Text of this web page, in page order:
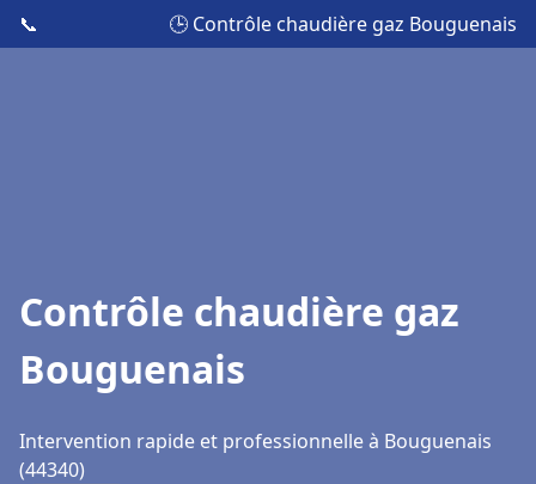
📞 🕒 Contrôle chaudière gaz Bouguenais
Contrôle chaudière gaz
Bouguenais
Intervention rapide et professionnelle à Bouguenais
(44340)